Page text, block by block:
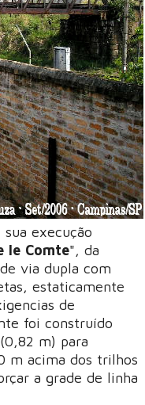
execução
le Comte", da
via dupla com
estaticamente
de
foi construído
m) para
m acima dos trilhos
a grade de linha